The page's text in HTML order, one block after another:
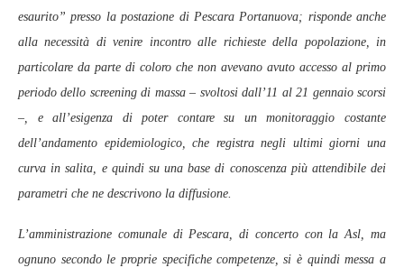
esaurito” presso la postazione di Pescara Portanuova; risponde anche
alla necessità di venire incontro alle richieste della popolazione, in
particolare da parte di coloro che non avevano avuto accesso al primo
periodo dello screening di massa – svoltosi dall’11 al 21 gennaio scorsi
–, e all’esigenza di poter contare su un monitoraggio costante
dell’andamento epidemiologico, che registra negli ultimi giorni una
curva in salita, e quindi su una base di conoscenza più attendibile dei
parametri che ne descrivono la diffusione.
L’amministrazione comunale di Pescara, di concerto con la Asl, ma
ognuno secondo le proprie specifiche competenze, si è quindi messa a